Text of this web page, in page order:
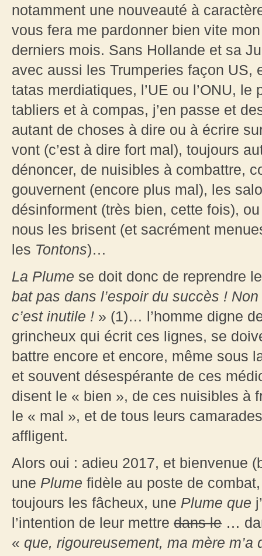
notamment une nouveauté à
vous fera me pardonner bien vite
derniers mois. Sans Hollande et sa
avec aussi les Trumperies façon US,
tatas merdiatiques, l’UE ou l’ONU,
tabliers et à compas, j’en passe et
autant de choses à dire ou à écrire
vont (c’est à dire fort mal), toujours
dénoncer, de nuisibles à combattre,
gouvernent (encore plus mal), les
désinforment (très bien, cette fois),
nous les brisent (et sacrément
les Tontons)…
La Plume se doit donc de reprendre
bat pas dans l’espoir du succès !
c’est inutile ! » (1)… l’homme digne
grincheux qui écrit ces lignes, se
battre encore et encore, même sous
et souvent désespérante de ces
disent le « bien », de ces nuisibles à
le « mal », et de tous leurs
affligent.
Alors oui : adieu 2017, et bienvenue
une Plume fidèle au poste de
toujours les fâcheux, une Plume que
l’intention de leur mettre dans le …
« que, rigoureusement, ma mère m’a